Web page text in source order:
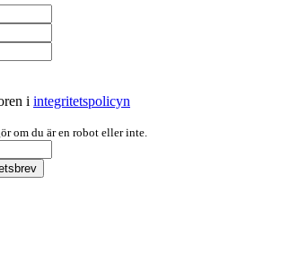
i integritetspolicyn
om du är en robot eller inte.